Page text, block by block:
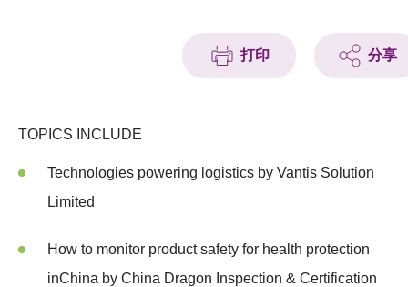
科技分享
會籍
打印 分享
TOPICS INCLUDE
Technologies powering logistics by Vantis Solution
Limited
How to monitor product safety for health protection
inChina by China Dragon Inspection & Certification